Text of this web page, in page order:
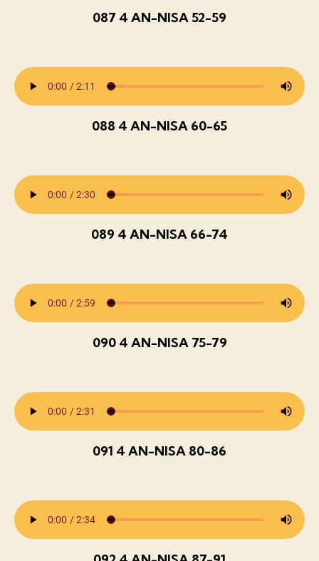
087 4 AN-NISA 52-59
088 4 AN-NISA 60-65
089 4 AN-NISA 66-74
090 4 AN-NISA 75-79
091 4 AN-NISA 80-86